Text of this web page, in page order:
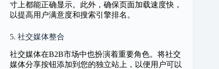
寸上都能正确显示。此外，确保页面加载速度快，
以提高用户满意度和搜索引擎排名。
5. 社交媒体整合
社交媒体在B2B市场中也扮演着重要角色。将社交
媒体分享按钮添加到您的独立站上，以便用户可以